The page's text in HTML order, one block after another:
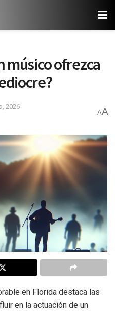
músico ofrezca
2026
AA
en Florida destaca las
en la actuación de un